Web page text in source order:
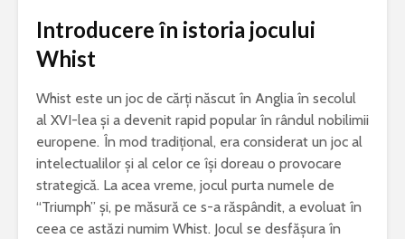
Introducere în istoria jocului
Whist
Whist este un joc de cărți născut în Anglia în secolul
al XVI-lea și a devenit rapid popular în rândul nobilimii
europene. În mod tradițional, era considerat un joc al
intelectualilor și al celor ce își doreau o provocare
strategică. La acea vreme, jocul purta numele de
“Triumph” și, pe măsură ce s-a răspândit, a evoluat în
ceea ce astăzi numim Whist. Jocul se desfășura în